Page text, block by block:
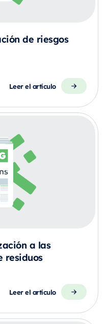
de riesgos
Leer el artículo
a las
residuos
Leer el artículo